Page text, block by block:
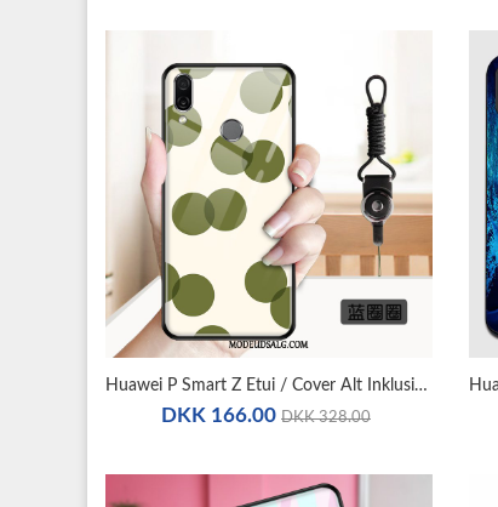
Huawei P Smart Z Etui / Cover Alt Inklusive Glas Anti-Fald Beskyttelse Blød
DKK 166.00 DKK 328.00